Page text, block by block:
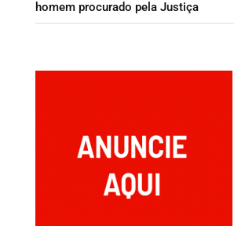
homem procurado pela Justiça